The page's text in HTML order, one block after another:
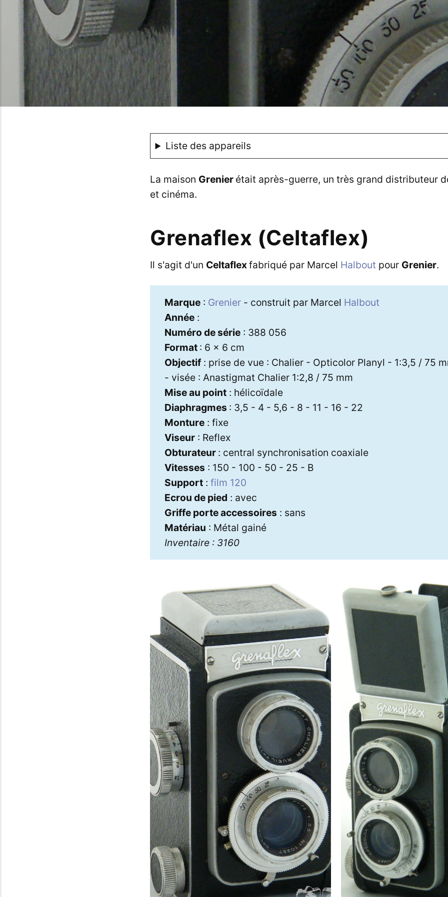
Liste des appareils
La maison Grenier était après-guerre, un très grand distributeur
et cinéma.
Grenaflex (Celtaflex)
Il s'agit d'un Celtaflexfabriqué par Marcel Halbout pour Grenier.
Marque: Grenier- construit par Marcel Halbout
Année:
Numéro de série: 388 056
Format : 6 x 6 cm
Objectif: prise de vue : Chalier - Opticolor Planyl - 1:3,5 / 75
- visée : Anastigmat Chalier 1:2,8 / 75 mm
Mise au point: hélicoïdale
Diaphragmes : 3,5 - 4 - 5,6 - 8 - 11 - 16 - 22
Monture: fixe
Viseur: Reflex
Obturateur : central synchronisation coaxiale
Vitesses : 150 - 100 - 50 - 25 - B
Support: film 120
Ecrou de pied : avec
Griffe porte accessoires : sans
Matériau : Métal gainé
Inventaire : 3160